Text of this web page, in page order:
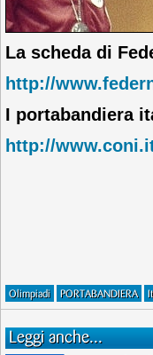
La scheda di
http://
I portabandiera
http://
Olimpiadi PORTABANDIERA
Leggi anche...